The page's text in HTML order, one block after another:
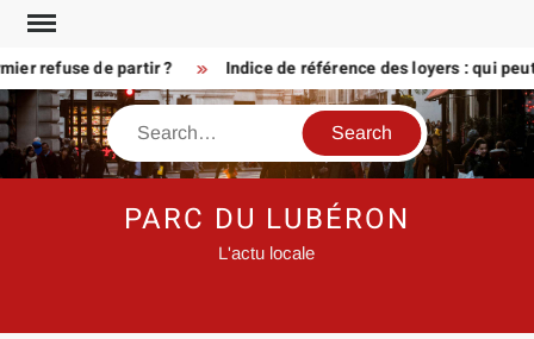
Skip
contentrefuse de partir ? Indice de référence des loyers : qui
Search
PARC DU LUBÉRON
L'actu locale